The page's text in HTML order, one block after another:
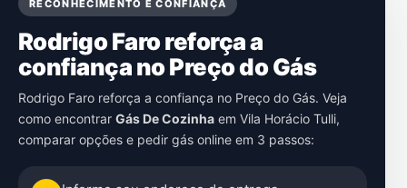
RECONHECIMENTO E CONFIANÇA
Rodrigo Faro reforça a
confiança no Preço do Gás
Rodrigo Faro reforça a confiança no Preço do Gás. Veja
como encontrar Gás De Cozinha em Vila Horácio Tulli,
comparar opções e pedir gás online em 3 passos: